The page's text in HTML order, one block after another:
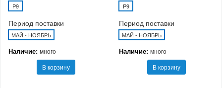
P9
Период поставки
МАЙ - НОЯБРЬ
Наличие: много
В корзину
P9
Период поставки
МАЙ - НОЯБРЬ
Наличие: много
В корзину